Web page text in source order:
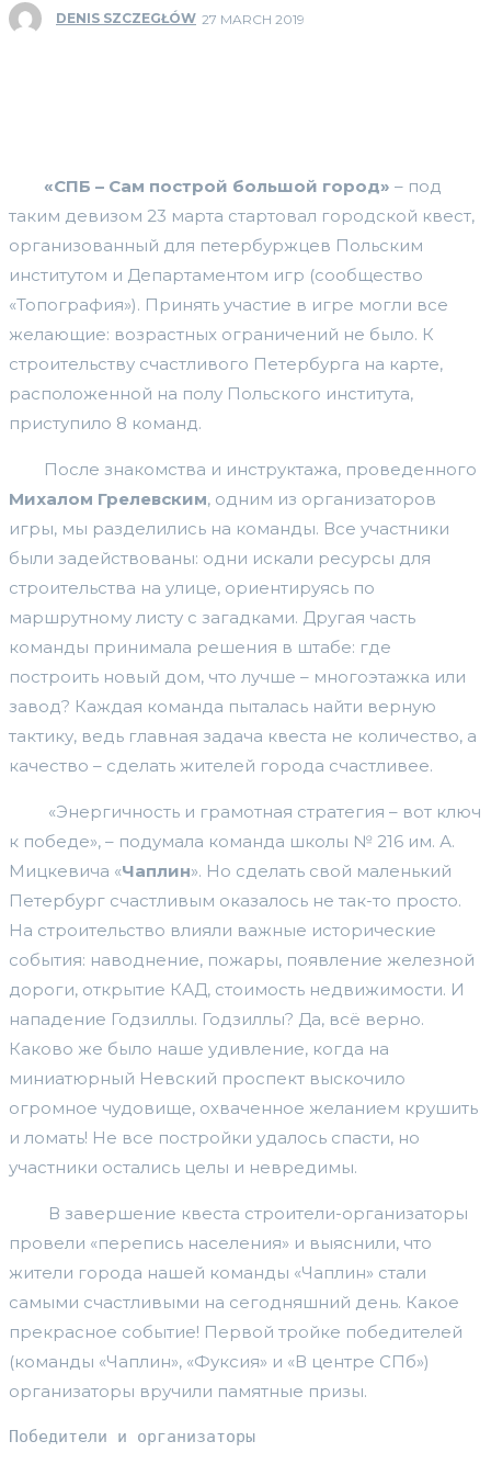
DENIS SZCZEGŁÓW 27 MARCH 2019
«СПБ – Сам построй большой город» – под
таким девизом 23 марта стартовал городской квест,
организованный для петербуржцев Польским
институтом и Департаментом игр (сообщество
«Топография»). Принять участие в игре могли все
желающие: возрастных ограничений не было. К
строительству счастливого Петербурга на карте,
расположенной на полу Польского института,
приступило 8 команд.
После знакомства и инструктажа, проведенного
Михалом Грелевским, одним из организаторов
игры, мы разделились на команды. Все участники
были задействованы: одни искали ресурсы для
строительства на улице, ориентируясь по
маршрутному листу с загадками. Другая часть
команды принимала решения в штабе: где
построить новый дом, что лучше – многоэтажка или
завод? Каждая команда пыталась найти верную
тактику, ведь главная задача квеста не количество, а
качество – сделать жителей города счастливее.
«Энергичность и грамотная стратегия – вот ключ
к победе», – подумала команда школы № 216 им. А.
Мицкевича «Чаплин». Но сделать свой маленький
Петербург счастливым оказалось не так-то просто.
На строительство влияли важные исторические
события: наводнение, пожары, появление железной
дороги, открытие КАД, стоимость недвижимости. И
нападение Годзиллы. Годзиллы? Да, всё верно.
Каково же было наше удивление, когда на
миниатюрный Невский проспект выскочило
огромное чудовище, охваченное желанием крушить
и ломать! Не все постройки удалось спасти, но
участники остались целы и невредимы.
В завершение квеста строители-организаторы
провели «перепись населения» и выяснили, что
жители города нашей команды «Чаплин» стали
самыми счастливыми на сегодняшний день. Какое
прекрасное событие! Первой тройке победителей
(команды «Чаплин», «Фуксия» и «В центре СПб»)
организаторы вручили памятные призы.
Победители и организаторы